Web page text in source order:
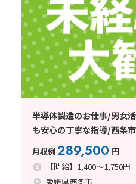
半導体製造のお仕事/男女
も安心の丁寧な指導/西条市
月収例289,500 円
【時給】1,400～1,750円